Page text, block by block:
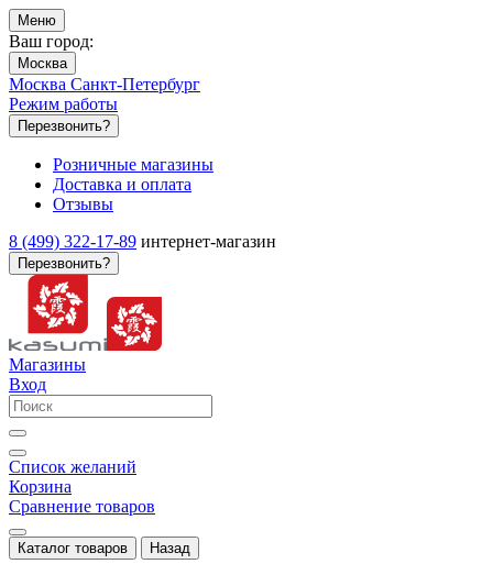
Меню
Ваш город:
Москва
Москва Санкт-Петербург
Режим работы
Перезвонить?
Розничные магазины
Доставка и оплата
Отзывы
8 (499) 322-17-89 интернет-магазин
Перезвонить?
Магазины
Вход
Список желаний
Корзина
Сравнение товаров
Каталог товаров Назад